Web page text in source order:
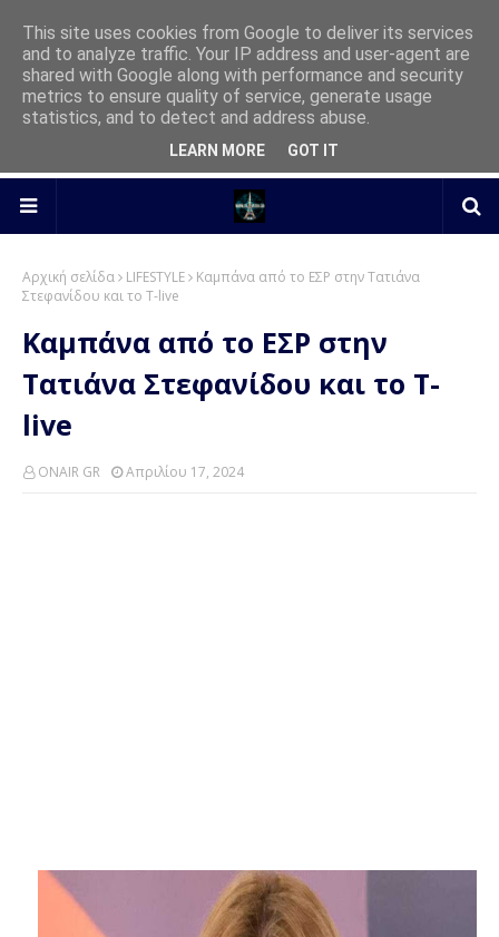
Αρχική σελίδα LIFESTYLE
Καμπάνα από το ΕΣΡ στην Τατιάνα
Στεφανίδου και το T-live
Καμπάνα από το ΕΣΡ στην
Τατιάνα Στεφανίδου και το T-
live
ONAIR GR Απριλίου 17, 2024
This site uses cookies from Google to deliver its services
and to analyze traffic. Your IP address and user-agent are
shared with Google along with performance and security
metrics to ensure quality of service, generate usage
statistics, and to detect and address abuse.
LEARN MORE GOT IT